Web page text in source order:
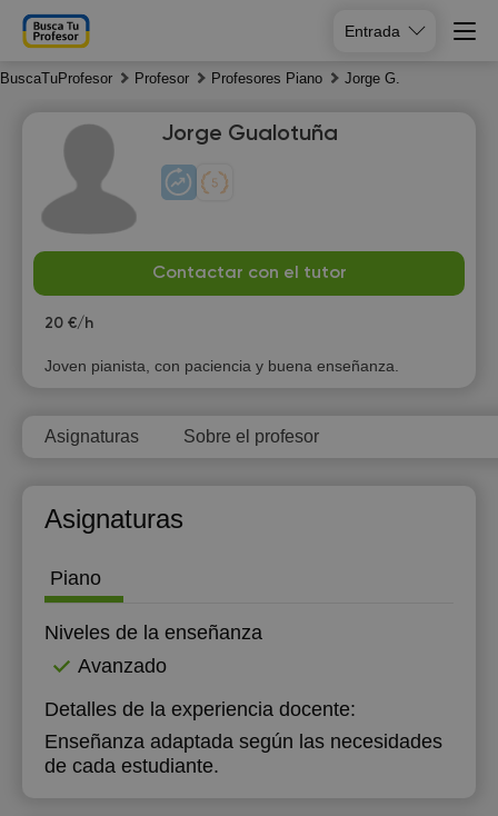
Entrada
BuscaTuProfesor Profesor Profesores Piano Jorge G.
Jorge Gualotuña
Contactar con el tutor
20 €/h
Joven pianista, con paciencia y buena enseñanza.
Asignaturas Sobre el profesor
Asignaturas
Piano
Niveles de la enseñanza
Avanzado
Detalles de la experiencia docente:
Enseñanza adaptada según las necesidades
de cada estudiante.
7
Sa
8
Su
9
10